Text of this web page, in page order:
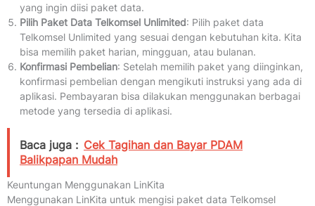
yang ingin diisi paket data.
Pilih Paket Data Telkomsel Unlimited: Pilih paket data
Telkomsel Unlimited yang sesuai dengan kebutuhan kita. Kita
bisa memilih paket harian, mingguan, atau bulanan.
Konfirmasi Pembelian: Setelah memilih paket yang diinginkan,
konfirmasi pembelian dengan mengikuti instruksi yang ada di
aplikasi. Pembayaran bisa dilakukan menggunakan berbagai
metode yang tersedia di aplikasi.
Baca juga : Cek Tagihan dan Bayar PDAM
Balikpapan Mudah
Keuntungan Menggunakan LinKita
Menggunakan LinKita untuk mengisi paket data Telkomsel